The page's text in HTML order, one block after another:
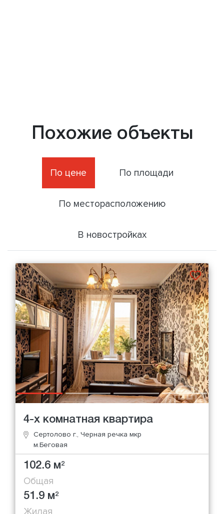
Похожие объекты
По цене По площади
По месторасположению
В новостройках
4-х комнатная квартира
Сертолово г., Черная речка мкр
м.Беговая
102.6 м2
Общая
51.9 м2
Жилая